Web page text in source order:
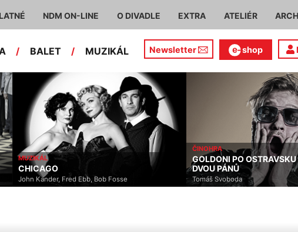
NDM ON-LINE O DIVADLE EXTRA ATELIÉR
/ BALET / MUZIKÁL Newsletter shop
MUZIKÁL
CHICAGO
John Kander, Fred Ebb, Bob Fosse
ČINOHRA
GOLDONI PO
DVOU PÁNŮ
Tomáš Svoboda